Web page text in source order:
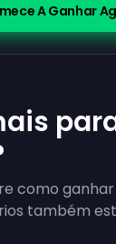
A Ganhar
como
também